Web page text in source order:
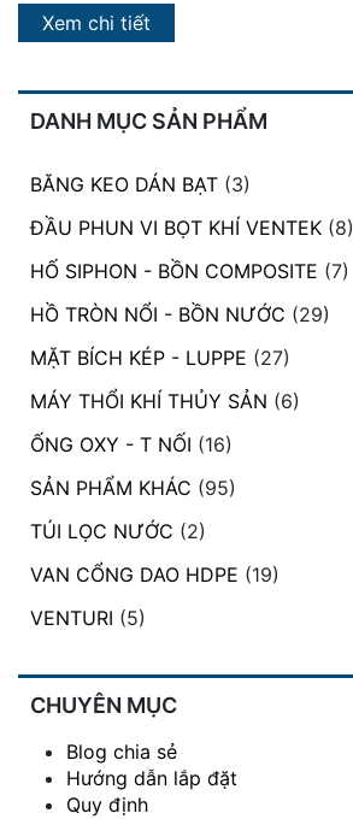
DANH MỤC SẢN PHẨM
BĂNG KEO DÁN BẠT (3)
ĐẦU PHUN VI BỌT KHÍ VENTEK (8)
HỐ SIPHON - BỒN COMPOSITE (7)
HỒ TRÒN NỔI - BỒN NƯỚC (29)
MẶT BÍCH KÉP - LUPPE (27)
MÁY THỔI KHÍ THỦY SẢN (6)
ỐNG OXY - T NỐI (16)
SẢN PHẨM KHÁC (95)
TÚI LỌC NƯỚC (2)
VAN CỔNG DAO HDPE (19)
VENTURI (5)
CHUYÊN MỤC
Blog chia sẻ
Hướng dẫn lắp đặt
Quy định
Xem chi tiết